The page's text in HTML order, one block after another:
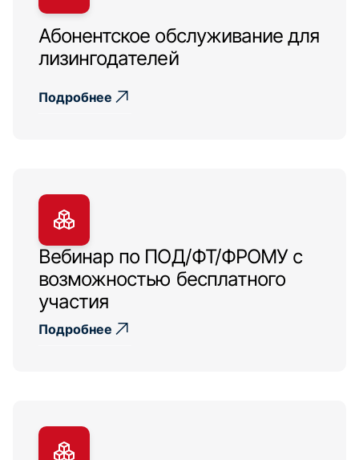
Абонентское обслуживание для
лизингодателей
Подробнее
Вебинар по ПОД/ФТ/ФРОМУ с
возможностью бесплатного
участия
Подробнее